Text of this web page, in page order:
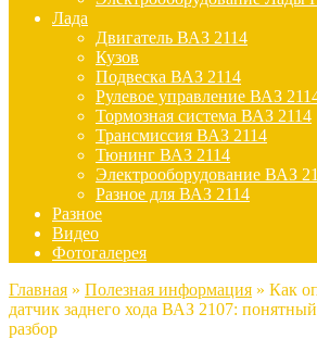
Лада
Двигатель ВАЗ 2114
Кузов
Подвеска ВАЗ 2114
Рулевое управление ВАЗ
Тормозная система ВАЗ 2114
Трансмиссия ВАЗ 2114
Тюнинг ВАЗ 2114
Электрооборудование ВАЗ
Разное для ВАЗ 2114
Разное
Видео
Фотогалерея
Главная » Полезная информация » Как
датчик заднего хода ВАЗ 2107:
разбор